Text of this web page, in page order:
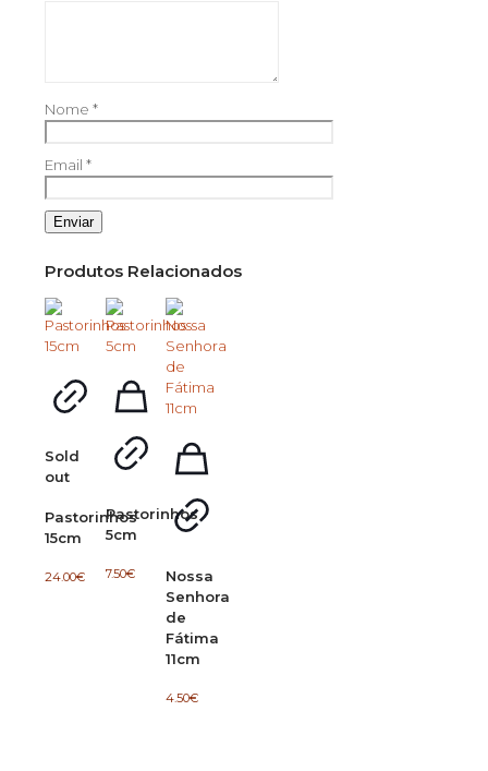
Nome *
Email *
Produtos Relacionados
Sold
out
Pastorinhos
15cm
24.00€
Pastorinhos
5cm
7.50€
Nossa
Senhora
de
Fátima
11cm
4.50€